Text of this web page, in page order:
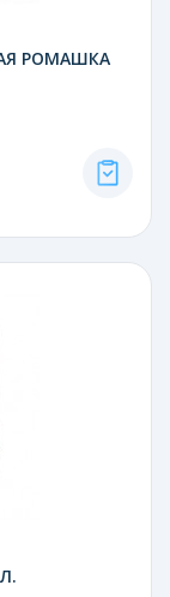
РОМАШКА